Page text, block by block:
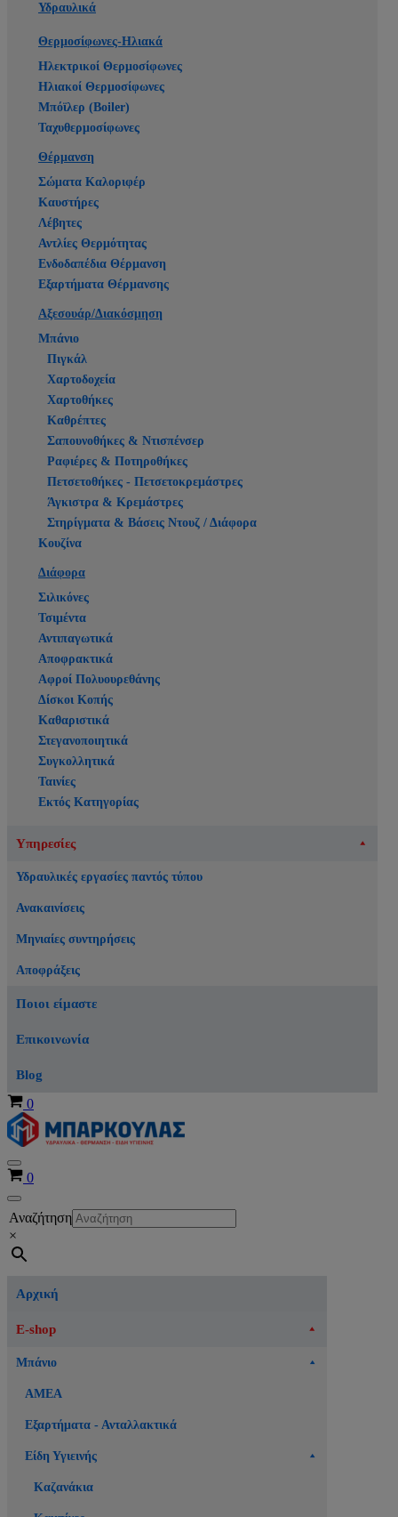
Υδραυλικά
Θερμοσίφωνες-Ηλιακά
Ηλεκτρικοί Θερμοσίφωνες
Ηλιακοί Θερμοσίφωνες
Μπόϊλερ (Boiler)
Ταχυθερμοσίφωνες
Θέρμανση
Σώματα Καλοριφέρ
Καυστήρες
Λέβητες
Αντλίες Θερμότητας
Ενδοδαπέδια Θέρμανση
Εξαρτήματα Θέρμανσης
Αξεσουάρ/Διακόσμηση
Μπάνιο
Πιγκάλ
Χαρτοδοχεία
Χαρτοθήκες
Καθρέπτες
Σαπουνοθήκες & Ντισπένσερ
Ραφιέρες & Ποτηροθήκες
Πετσετοθήκες - Πετσετοκρεμάστρες
Άγκιστρα & Κρεμάστρες
Στηρίγματα & Βάσεις Ντουζ / Διάφορα
Κουζίνα
Διάφορα
Σιλικόνες
Τσιμέντα
Αντιπαγωτικά
Αποφρακτικά
Αφροί Πολυουρεθάνης
Δίσκοι Κοπής
Καθαριστικά
Στεγανοποιητικά
Συγκολλητικά
Ταινίες
Εκτός Κατηγορίας
Υπηρεσίες
Υδραυλικές εργασίες παντός τύπου
Ανακαινίσεις
Μηνιαίες συντηρήσεις
Αποφράξεις
Ποιοι είμαστε
Επικοινωνία
Blog
Καλάθι
0
Μενού
πλοήγησης
Καλάθι
0
Μενού
πλοήγησης
Αναζήτηση
×
Αρχική
E-shop
Μπάνιο
ΑΜΕΑ
Εξαρτήματα - Ανταλλακτικά
Είδη Υγιεινής
Καζανάκια